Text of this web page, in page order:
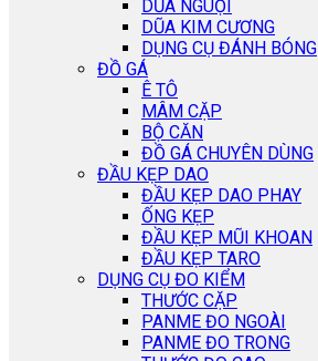
DŨA NGUỘI
DŨA KIM CƯƠNG
DỤNG CỤ ĐÁNH BÓNG
ĐỒ GÁ
Ê TÔ
MÂM CẶP
BỘ CĂN
ĐỒ GÁ CHUYÊN DÙNG
ĐẦU KẸP DAO
ĐẦU KẸP DAO PHAY
ỐNG KẸP
ĐẦU KẸP MŨI KHOAN
ĐẦU KẸP TARO
DỤNG CỤ ĐO KIỂM
THƯỚC CẶP
PANME ĐO NGOÀI
PANME ĐO TRONG